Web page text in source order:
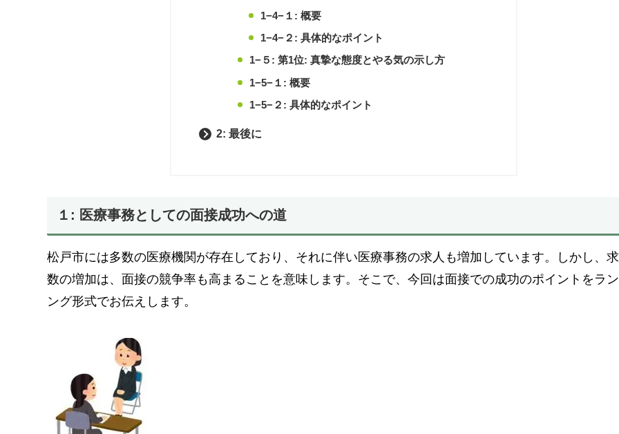
1−4−１: 概要
1−4−２: 具体的なポイント
1−５: 第1位: 真摯な態度とやる気の示し方
1−5−１: 概要
1−5−２: 具体的なポイント
2: 最後に
１: 医療事務としての面接成功への道
松戸市には多数の医療機関が存在しており、それに伴い医療事務の求人も増加しています。しかし、
数の増加は、面接の競争率も高まることを意味します。そこで、今回は面接での成功のポイントをラ
ング形式でお伝えします。